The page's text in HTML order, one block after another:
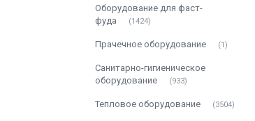
Оборудование для фаст-
фуда
1424
Прачечное оборудование 1
Санитарно-гигиеническое
оборудование
933
Тепловое оборудование 3504